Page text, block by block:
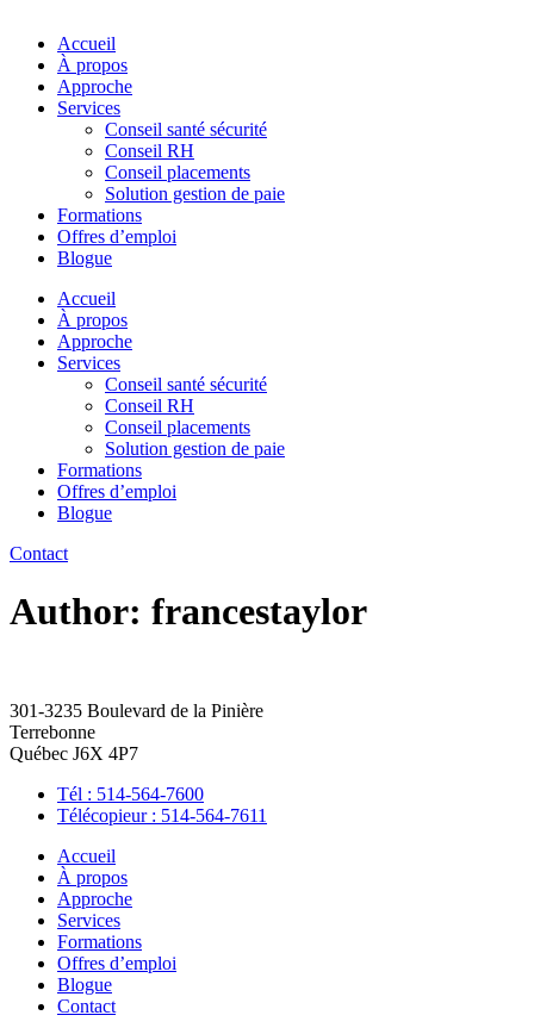
Accueil
À propos
Approche
Services
Conseil santé sécurité
Conseil RH
Conseil placements
Solution gestion de paie
Formations
Offres d’emploi
Blogue
Accueil
À propos
Approche
Services
Conseil santé sécurité
Conseil RH
Conseil placements
Solution gestion de paie
Formations
Offres d’emploi
Blogue
Contact
Author: francestaylor
301-3235 Boulevard de la Pinière
Terrebonne
Québec J6X 4P7
Tél : 514-564-7600
Télécopieur : 514-564-7611
Accueil
À propos
Approche
Services
Formations
Offres d’emploi
Blogue
Contact